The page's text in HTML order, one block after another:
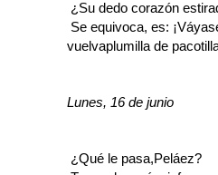
 ¿Su dedo corazón
 Se equivoca, es:
vuelvaplumilla de
Lunes, 16 de junio
 ¿Qué le pasa,Peláez?